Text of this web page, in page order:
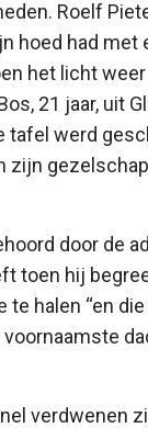
Roelf
hoed had met
het licht
21 jaar, uit
tafel werd
zijn
door de
toen hij
halen “en
verdwenen